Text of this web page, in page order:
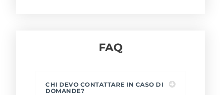
FAQ
CHI DEVO CONTATTARE IN CASO DI
DOMANDE?